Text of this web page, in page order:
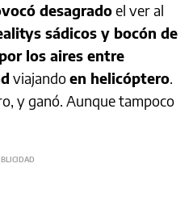
desagradoel ver al
sádicos y bocón de
por los aires entre
viajandoen helicóptero.
y ganó. Aunque tampoco